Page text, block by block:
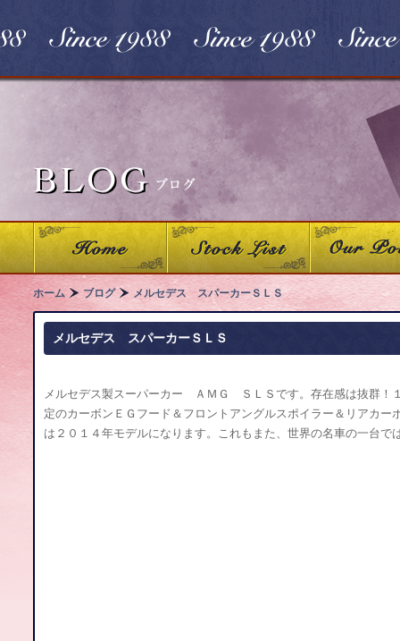
ホーム ブログ メルセデス スパーカーＳＬＳ
メルセデス スパーカーＳＬＳ
メルセデス製スーパーカー ＡＭＧ ＳＬＳです。存在感は抜群！
定のカーボンＥＧフード＆フロントアングルスポイラー＆リアカ
は２０１４年モデルになります。これもまた、世界の名車の一台